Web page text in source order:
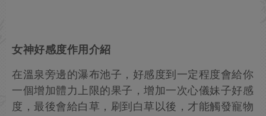
女神好感度作用介紹
在溫泉旁邊的瀑布池子，好感度到一定程度會給你
一個增加體力上限的果子，增加一次心儀妹子好感
度，最後會給白草，刷到白草以後，才能觸發寵物